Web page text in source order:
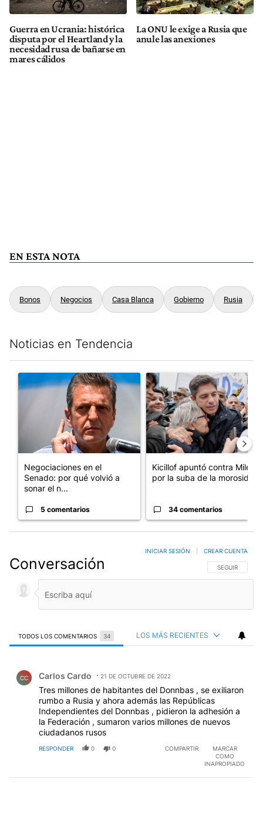
Guerra en Ucrania: histórica
disputa por el Heartland y la
necesidad rusa de bañarse en
mares cálidos
La ONU le exige a Rusia que
anule las anexiones
EN ESTA NOTA
Bonos Negocios Casa Blanca Gobierno Rusia
Noticias en Tendencia
Un artículo de tendencia con el título "Negociaciones en el
Negociaciones en el
Senado: por qué volvió a
sonar el n...
5 comentarios
Un artículo de tendencia con
Kicillof apuntó contra Milei
por la suba de la morosida...
34 comentarios
Conversación SIGA ESTA
SEGUIR
INICIAR SESIÓN CREAR CUENTA
TODOS LOS COMENTARIOS 34 LOS MÁS RECIENTES
CC Carlos Cardo 21 DE OCTUBRE DE 2022
Tres millones de habitantes del Donnbas , se exiliaron
rumbo a Rusia y ahora además las Repúblicas
Independientes del Donnbas , pidieron la adhesión a
la Federación , sumaron varios millones de nuevos
ciudadanos rusos
RESPONDER 0 0 COMPARTIR
MARCAR
COMO
INAPROPIADO